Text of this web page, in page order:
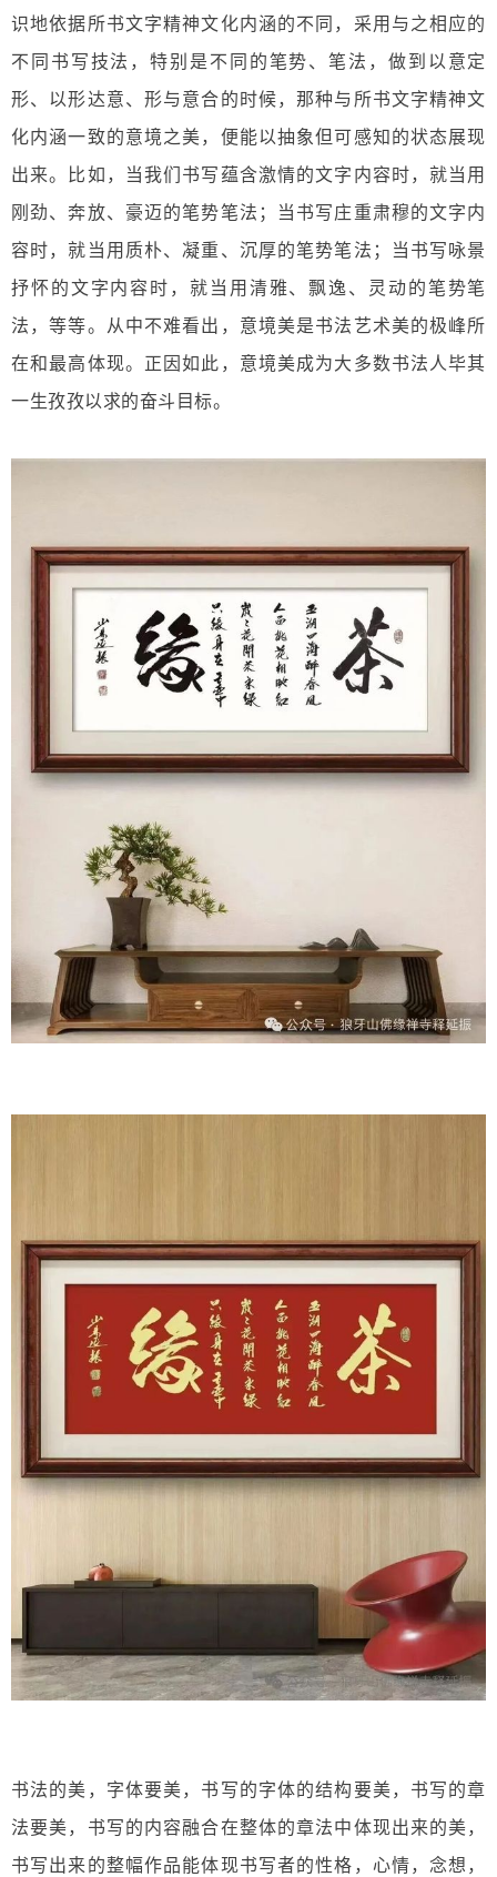
识地依据所书文字精神文化内涵的不同，采用与之相应的
不同书写技法，特别是不同的笔势、笔法，做到以意定
形、以形达意、形与意合的时候，那种与所书文字精神文
化内涵一致的意境之美，便能以抽象但可感知的状态展现
出来。比如，当我们书写蕴含激情的文字内容时，就当用
刚劲、奔放、豪迈的笔势笔法；当书写庄重肃穆的文字内
容时，就当用质朴、凝重、沉厚的笔势笔法；当书写咏景
抒怀的文字内容时，就当用清雅、飘逸、灵动的笔势笔
法，等等。从中不难看出，意境美是书法艺术美的极峰所
在和最高体现。正因如此，意境美成为大多数书法人毕其
一生孜孜以求的奋斗目标。
书法的美，字体要美，书写的字体的结构要美，书写的章
法要美，书写的内容融合在整体的章法中体现出来的美，
书写出来的整幅作品能体现书写者的性格，心情，念想，